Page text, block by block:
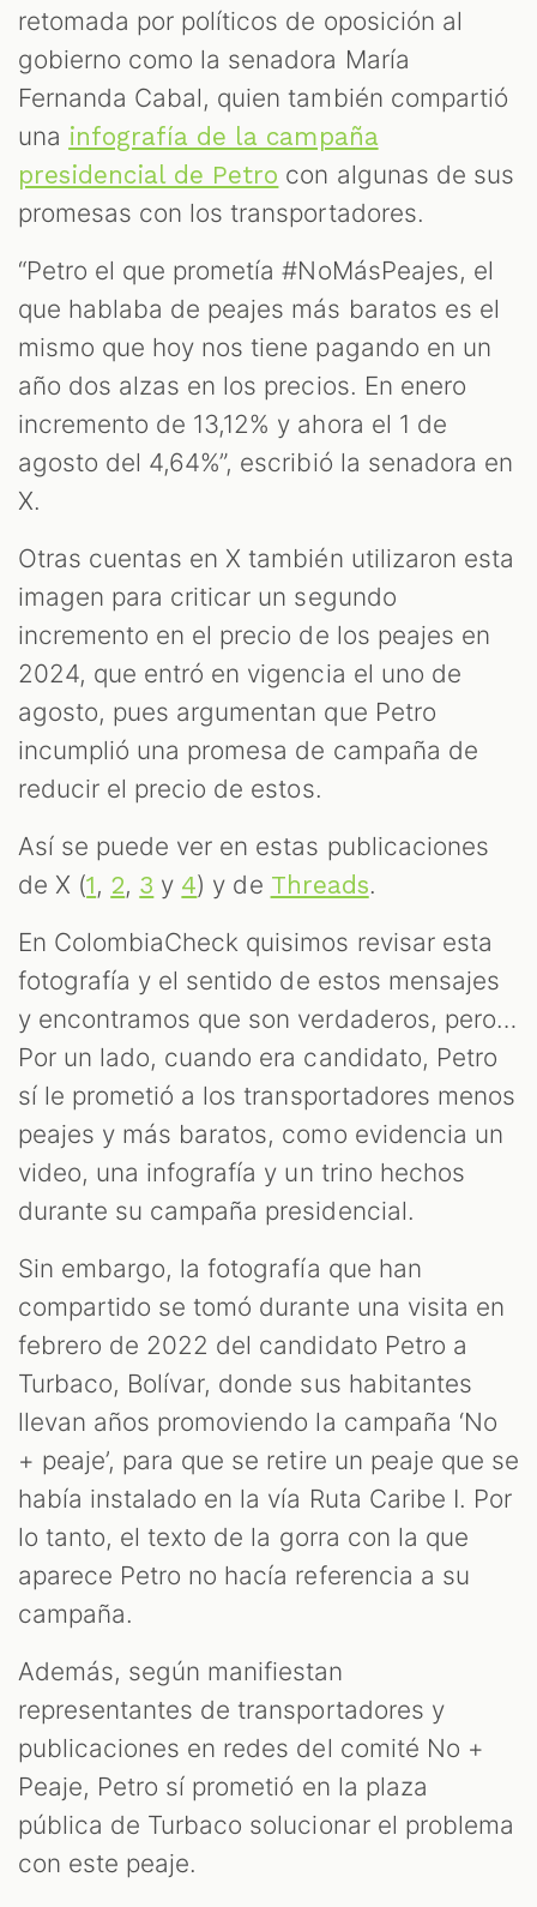
retomada por políticos de oposición al
gobierno como la senadora María
Fernanda Cabal, quien también compartió
una infografía de la campaña
presidencial de Petro con algunas de sus
promesas con los transportadores.
“Petro el que prometía #NoMásPeajes, el
que hablaba de peajes más baratos es el
mismo que hoy nos tiene pagando en un
año dos alzas en los precios. En enero
incremento de 13,12% y ahora el 1 de
agosto del 4,64%”, escribió la senadora en
X.
Otras cuentas en X también utilizaron esta
imagen para criticar un segundo
incremento en el precio de los peajes en
2024, que entró en vigencia el uno de
agosto, pues argumentan que Petro
incumplió una promesa de campaña de
reducir el precio de estos.
Así se puede ver en estas publicaciones
de X (1, 2, 3 y 4) y de Threads.
En ColombiaCheck quisimos revisar esta
fotografía y el sentido de estos mensajes
y encontramos que son verdaderos, pero…
Por un lado, cuando era candidato, Petro
sí le prometió a los transportadores menos
peajes y más baratos, como evidencia un
video, una infografía y un trino hechos
durante su campaña presidencial.
Sin embargo, la fotografía que han
compartido se tomó durante una visita en
febrero de 2022 del candidato Petro a
Turbaco, Bolívar, donde sus habitantes
llevan años promoviendo la campaña ‘No
+ peaje’, para que se retire un peaje que se
había instalado en la vía Ruta Caribe I. Por
lo tanto, el texto de la gorra con la que
aparece Petro no hacía referencia a su
campaña.
Además, según manifiestan
representantes de transportadores y
publicaciones en redes del comité No +
Peaje, Petro sí prometió en la plaza
pública de Turbaco solucionar el problema
con este peaje.